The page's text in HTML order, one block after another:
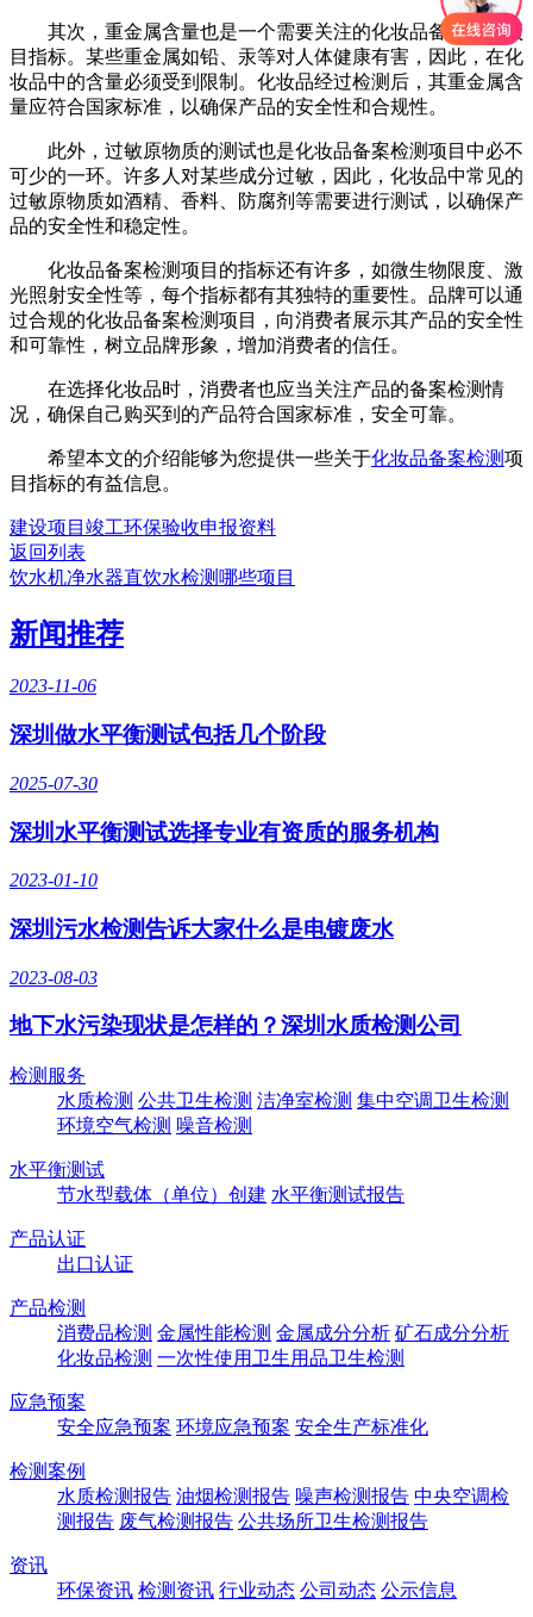
其次，重金属含量也是一个需要关注的化妆品备案检测项
目指标。某些重金属如铅、汞等对人体健康有害，因此，在化
妆品中的含量必须受到限制。化妆品经过检测后，其重金属含
量应符合国家标准，以确保产品的安全性和合规性。
此外，过敏原物质的测试也是化妆品备案检测项目中必不
可少的一环。许多人对某些成分过敏，因此，化妆品中常见的
过敏原物质如酒精、香料、防腐剂等需要进行测试，以确保产
品的安全性和稳定性。
化妆品备案检测项目的指标还有许多，如微生物限度、激
光照射安全性等，每个指标都有其独特的重要性。品牌可以通
过合规的化妆品备案检测项目，向消费者展示其产品的安全性
和可靠性，树立品牌形象，增加消费者的信任。
在选择化妆品时，消费者也应当关注产品的备案检测情
况，确保自己购买到的产品符合国家标准，安全可靠。
希望本文的介绍能够为您提供一些关于化妆品备案检测项
目指标的有益信息。
建设项目竣工环保验收申报资料
返回列表
饮水机净水器直饮水检测哪些项目
新闻推荐
2023-11-06
深圳做水平衡测试包括几个阶段
2025-07-30
深圳水平衡测试选择专业有资质的服务机构
2023-01-10
深圳污水检测​告诉大家什么是电镀废水
2023-08-03
地下水污染现状是怎样的？深圳水质检测公司
检测服务
水质检测 公共卫生检测 洁净室检测 集中空调卫生检测
环境空气检测 噪音检测
水平衡测试
节水型载体（单位）创建 水平衡测试报告
产品认证
出口认证
产品检测
消费品检测 金属性能检测 金属成分分析 矿石成分分析
化妆品检测 一次性使用卫生用品卫生检测
应急预案
安全应急预案 环境应急预案 安全生产标准化
检测案例
水质检测报告 油烟检测报告 噪声检测报告 中央空调检
测报告 废气检测报告 公共场所卫生检测报告
资讯
环保资讯 检测资讯 行业动态 公司动态 公示信息